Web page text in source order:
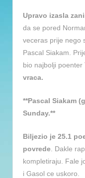
Upravo izasla
da se pored
veceras prije nego
Pascal Siakam.
bio najbolji poenter
vraca.
**Pascal Siakam
Sunday.**
Biljezio je 25.1
povrede. Dakle
kompletiraju. Fale
i Gasol ce uskoro.